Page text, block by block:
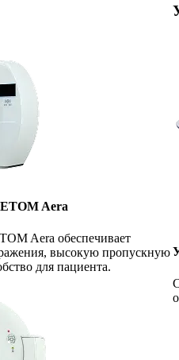
Aera
Aera обеспечивает
высокую пропускную
для пациента.